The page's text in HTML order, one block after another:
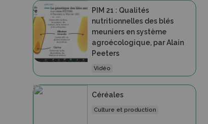
PIM 21 : Qualités
nutritionnelles des blés
meuniers en système
agroécologique, par Alain
Peeters
Vidéo
Céréales
Culture et production